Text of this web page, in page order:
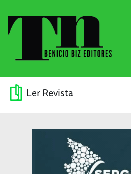
Ler Revista